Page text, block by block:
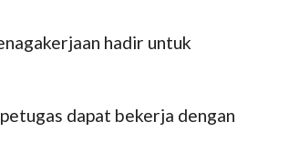
hadir untuk
dapat bekerja dengan